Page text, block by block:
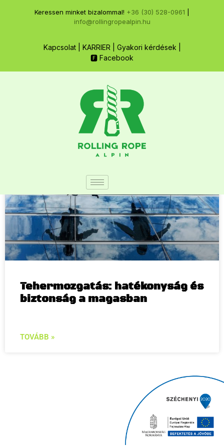
Keressen minket bizalommal! +36 (30) 528-0961
info@rollingropealpin.hu
Kapcsolat| KARRIER Gyakori kérdések
🅵 Facebook
Tehermozgatás: hatékonyság és
biztonság a magasban
TOVÁBB »